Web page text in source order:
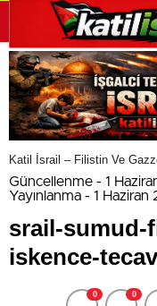
Katil İsrail – Filistin Ve
Güncellenme - 1
Yayınlanma - 1
srail-
iskence-
0 0